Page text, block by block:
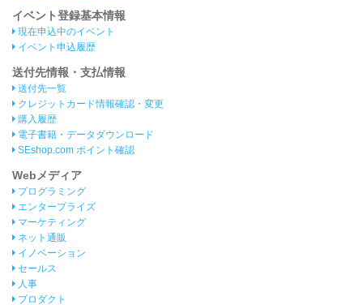
イベント登録基本情報
現在申込中のイベント
イベント申込履歴
送付先情報・支払情報
送付先一覧
クレジットカード情報確認・変更
購入履歴
電子書籍・データダウンロード
SEshop.com ポイント確認
Webメディア
プログラミング
エンタープライズ
マーケティング
ネット通販
イノベーション
セールス
人事
プロダクト